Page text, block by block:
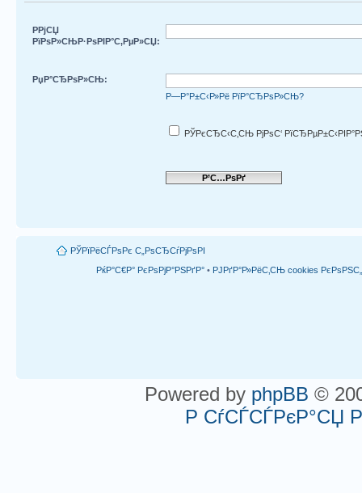
РРјСЏ
РїРѕР»СЊР·РѕРІР°С‚РµР»СЏ:
РџР°СЂРѕР»СЊ:
Р—Р°Р±С‹Р»Рё РїР°СЂРѕР»СЊ?
РЎРєСЂС‹С‚СЊ РјРѕС‘
РЎРїРёСЃРѕРє С„РѕСЂСѓРјРѕРІ
РќР°С€Р° РєРѕРјР°РЅРґР° • РЈРґР°Р»РёС‚СЊ cookies
Powered by phpBB ©
Р СѓСЃСЃРєР°СЏ